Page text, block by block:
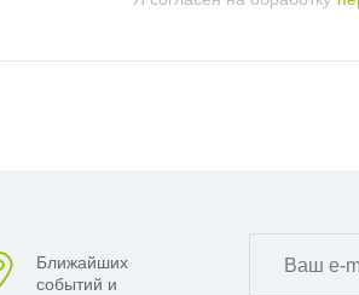
Ближайших
событий и